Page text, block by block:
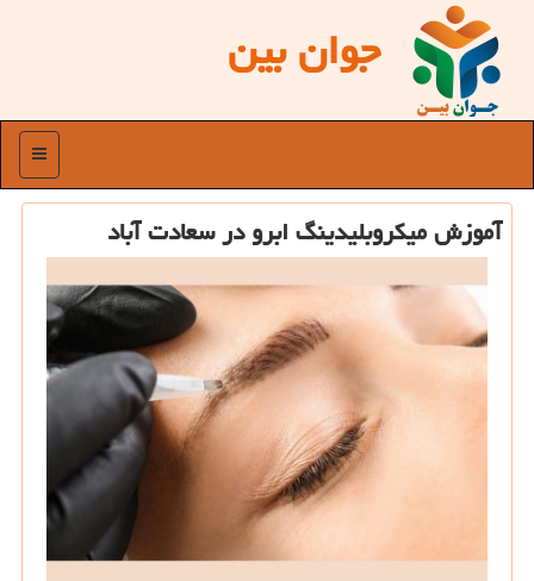
جوان بین
منو
آموزش میکروبلیدینگ ابرو در سعادت آباد